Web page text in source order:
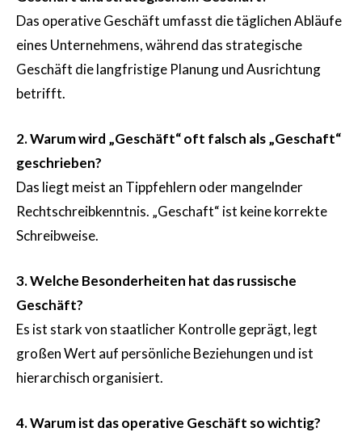
Das operative Geschäft umfasst die täglichen Abläufe
eines Unternehmens, während das strategische
Geschäft die langfristige Planung und Ausrichtung
betrifft.
2. Warum wird „Geschäft“ oft falsch als „Geschaft“
geschrieben?
Das liegt meist an Tippfehlern oder mangelnder
Rechtschreibkenntnis. „Geschaft“ ist keine korrekte
Schreibweise.
3. Welche Besonderheiten hat das russische
Geschäft?
Es ist stark von staatlicher Kontrolle geprägt, legt
großen Wert auf persönliche Beziehungen und ist
hierarchisch organisiert.
4. Warum ist das operative Geschäft so wichtig?